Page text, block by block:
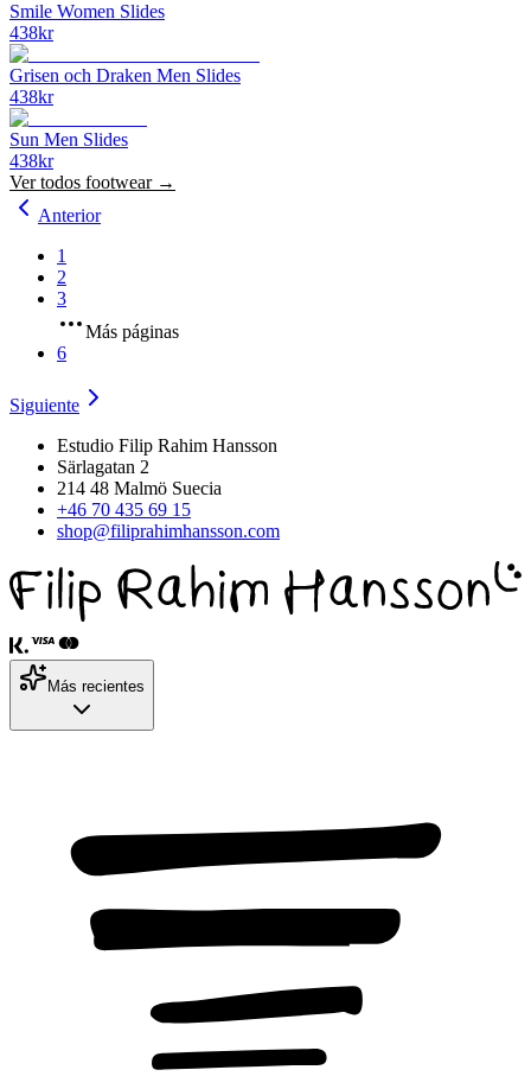
Smile Women Slides
438kr
Grisen och Draken Men Slides
438kr
Sun Men Slides
438kr
Ver todos footwear→
Anterior
1
2
3
Más páginas
6
Siguiente
Estudio Filip Rahim Hansson
Särlagatan 2
214 48 Malmö Suecia
+46 70 435 69 15
shop@filiprahimhansson.com
Más recientes